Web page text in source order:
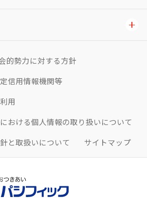
的勢力に対する方針
信用情報機関等
用
おける個人情報の取り扱いについて
と取扱いについて
サイトマップ